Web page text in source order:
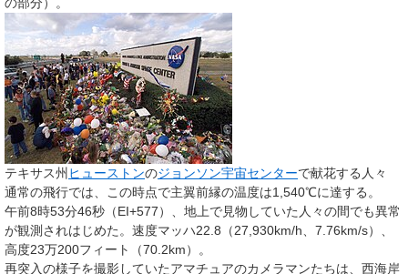
の部分）。
テキサス州 ヒューストンのジョンソン宇宙センターで献花する人々
通常の飛行では、この時点で主翼前縁の温度は1,540℃に達する。
午前8時53分46秒（EI+577）、地上で見物していた人々の間でも異常
が観測されはじめた。速度マッハ22.8（27,930km/h、7.76km/s）、
高度23万200フィート（70.2km）。
再突入の様子を撮影していたアマチュアのカメラマンたちは、西海岸